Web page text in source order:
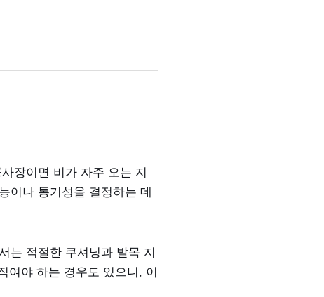
장이면 비가 자주 오는 지
이나 통기성을 결정하는 데
는 적절한 쿠셔닝과 발목 지
여야 하는 경우도 있으니, 이